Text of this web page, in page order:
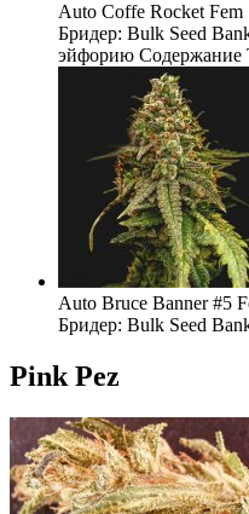
Auto Coffe Rocket Fem
Бридер: Bulk Seed
эйфорию Содержание
Auto Bruce Banner #5
Бридер: Bulk Seed
Pink Pez